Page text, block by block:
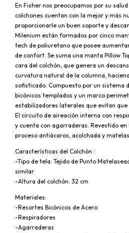
En Fisher nos preocupamos por su
colchones cuentan con la mejor y más
proporcionarle un buen soporte y
Milenium están formados por cinco
tech de poliuretano que posee
de confort. Se suma una manta Pillow
cara del colchón, que genera un
curvatura natural de la columna,
sofisticado. Compuesto por un sistema
bicónicos templados y un marco
estabilizadores laterales que evitan
El circuito de aireación interna con
y cuenta con agarraderas. Revestido
proceso antiácaros, acolchada y
Características del Colchón :
-Tipo de tela: Tejido de Punto
similar
-Altura del colchón: 32 cm
Materiales:
-Resortes Bicónicos de Acero
-Respiradores
-Agarraderas